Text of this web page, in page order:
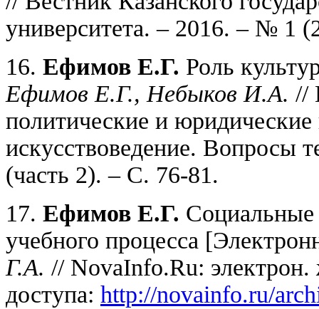
университета. – 2016. – № 1
16. Ефимов Е.Г. Роль
Ефимов Е.Г., Небыков И.А. //
политические и юридические
искусствоведение. Вопросы
(часть 2). – С. 76-81.
17. Ефимов Е.Г. Социальные
учебного процесса
Г.А. // NovaInfo.Ru:
доступа: http://novainfo.ru/